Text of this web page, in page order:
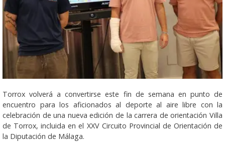
Torrox volverá a convertirse este fin de semana en punto de
encuentro para los aficionados al deporte al aire libre con la
celebración de una nueva edición de la carrera de orientación Villa
de Torrox, incluida en el XXV Circuito Provincial de Orientación de
la Diputación de Málaga.